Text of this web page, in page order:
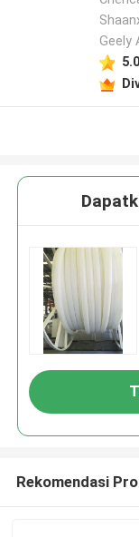
Geely
5.0
Rekomendasi